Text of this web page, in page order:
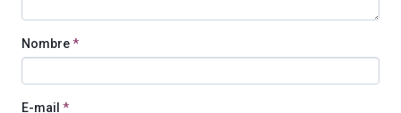
Nombre*
E-mail *